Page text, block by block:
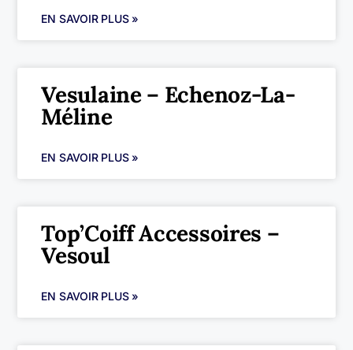
EN SAVOIR PLUS »
Vesulaine – Echenoz-La-
Méline
EN SAVOIR PLUS »
Top’Coiff Accessoires –
Vesoul
EN SAVOIR PLUS »